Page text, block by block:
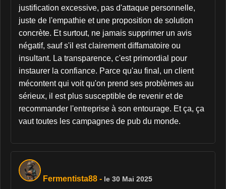
justification excessive, pas d'attaque personnelle,
juste de l'empathie et une proposition de solution
concrète. Et surtout, ne jamais supprimer un avis
négatif, sauf s'il est clairement diffamatoire ou
insultant. La transparence, c'est primordial pour
instaurer la confiance. Parce qu'au final, un client
mécontent qui voit qu'on prend ses problèmes au
sérieux, il est plus susceptible de revenir et de
recommander l'entreprise à son entourage. Et ça, ça
vaut toutes les campagnes de pub du monde.
Fermentista88 - le 30 Mai 2025